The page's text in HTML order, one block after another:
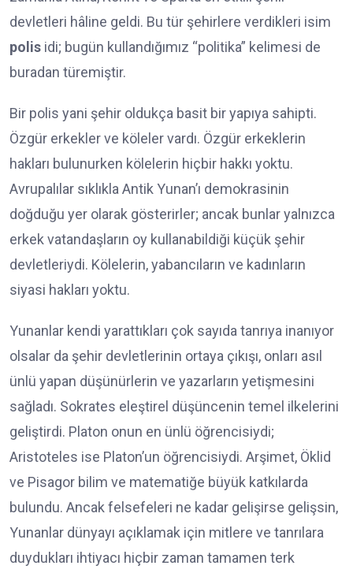
devletleri hâline geldi. Bu tür şehirlere verdikleri isim
polis idi; bugün kullandığımız “politika” kelimesi de
buradan türemiştir.
Bir polis yani şehir oldukça basit bir yapıya sahipti.
Özgür erkekler ve köleler vardı. Özgür erkeklerin
hakları bulunurken kölelerin hiçbir hakkı yoktu.
Avrupalılar sıklıkla Antik Yunan’ı demokrasinin
doğduğu yer olarak gösterirler; ancak bunlar yalnızca
erkek vatandaşların oy kullanabildiği küçük şehir
devletleriydi. Kölelerin, yabancıların ve kadınların
siyasi hakları yoktu.
Yunanlar kendi yarattıkları çok sayıda tanrıya inanıyor
olsalar da şehir devletlerinin ortaya çıkışı, onları asıl
ünlü yapan düşünürlerin ve yazarların yetişmesini
sağladı. Sokrates eleştirel düşüncenin temel ilkelerini
geliştirdi. Platon onun en ünlü öğrencisiydi;
Aristoteles ise Platon’un öğrencisiydi. Arşimet, Öklid
ve Pisagor bilim ve matematiğe büyük katkılarda
bulundu. Ancak felsefeleri ne kadar gelişirse gelişsin,
Yunanlar dünyayı açıklamak için mitlere ve tanrılara
duydukları ihtiyacı hiçbir zaman tamamen terk